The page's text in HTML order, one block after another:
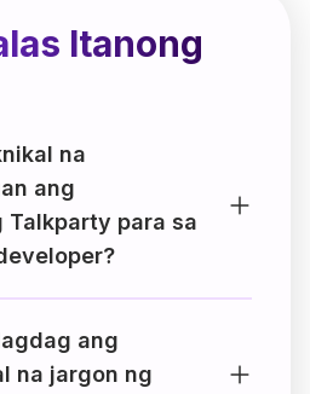
Itanong
na
ang
para sa
ang
na jargon ng